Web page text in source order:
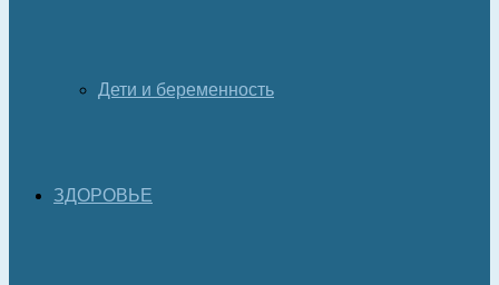
Дети и беременность
ЗДОРОВЬЕ